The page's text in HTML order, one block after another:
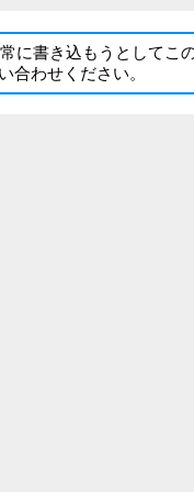
に書き込もうとしてこ
合わせください。